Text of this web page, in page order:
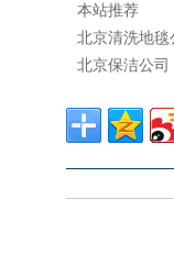
本站推荐
北京清洗地毯
北京保洁公司